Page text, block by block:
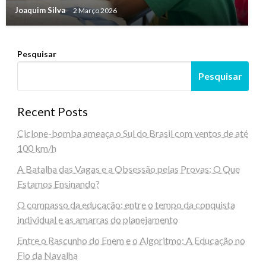
Joaquim Silva 2 Março 2026
Pesquisar
Pesquisar
Recent Posts
Ciclone-bomba ameaça o Sul do Brasil com ventos de até
100 km/h
A Batalha das Vagas e a Obsessão pelas Provas: O Que
Estamos Ensinando?
O compasso da educação: entre o tempo da conquista
individual e as amarras do planejamento
Entre o Rascunho do Enem e o Algoritmo: A Educação no
Fio da Navalha